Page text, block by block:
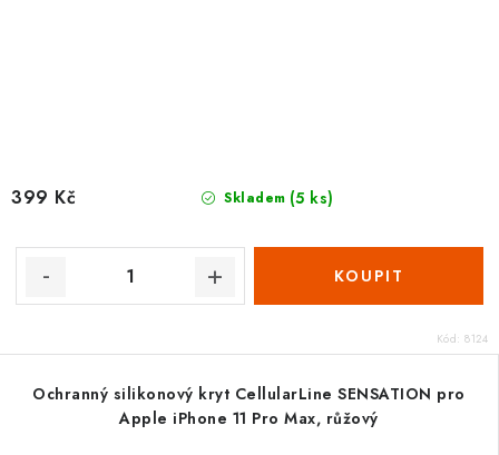
Skladem (5 ks)
399 Kč
Kód: 8124
Ochranný silikonový kryt CellularLine SENSATION pro
Apple iPhone 11 Pro Max, růžový